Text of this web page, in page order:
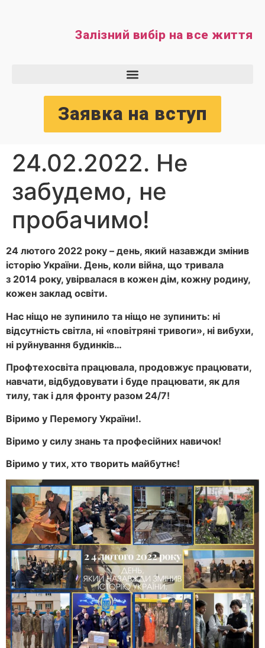
Залізний вибір на все життя
Заявка на вступ
24.02.2022. Не
забудемо, не
пробачимо!
24 лютого 2022 року – день, який назавжди змінив
історію України. День, коли війна, що тривала
з 2014 року, увірвалася в кожен дім, кожну родину,
кожен заклад освіти.
Нас ніщо не зупинило та ніщо не зупинить: ні
відсутність світла, ні «повітряні тривоги», ні вибухи,
ні руйнування будинків…
Профтехосвіта працювала, продовжує працювати,
навчати, відбудовувати і буде працювати, як для
тилу, так і для фронту разом 24/7!
Віримо у Перемогу України!.
Віримо у силу знань та професійних навичок!
Віримо у тих, хто творить майбутнє!